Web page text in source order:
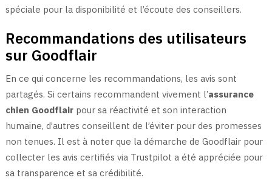
spéciale pour la disponibilité et l’écoute des conseillers.
Recommandations des utilisateurs
sur Goodflair
En ce qui concerne les recommandations, les avis sont
partagés. Si certains recommandent vivement l’assurance
chien Goodflairpour sa réactivité et son interaction
humaine, d’autres conseillent de l’éviter pour des promesses
non tenues. Il est à noter que la démarche de Goodflair pour
collecter les avis certifiés via Trustpilot a été appréciée pour
sa transparence et sa crédibilité.